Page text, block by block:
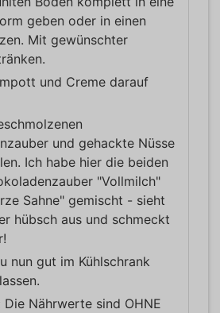
geben oder in einen
Mit gewünschter
und Creme darauf
und gehackte Nüsse
Ich habe hier die beiden
"Vollmilch"
Sahne" gemischt - sieht
hübsch aus und schmeckt
nun gut im Kühlschrank
Die Nährwerte sind OHNE